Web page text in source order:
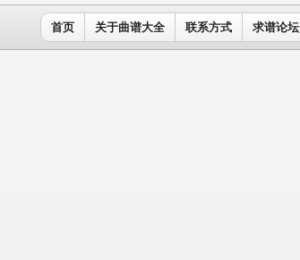
首页 关于曲谱大全 联系方式 求谱论坛